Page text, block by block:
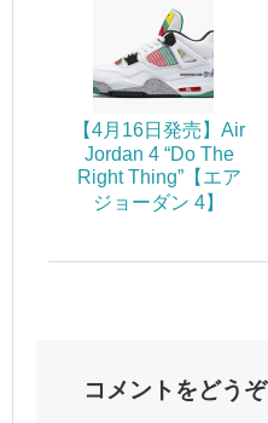
【4月16日発売】Air
Jordan 4 “Do The
Right Thing”【エア
ジョーダン 4】
コメントをどうぞ